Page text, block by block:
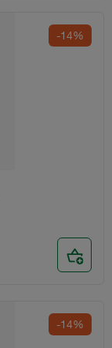
-14%
-14%